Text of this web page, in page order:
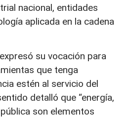
nacional, entidades
aplicada en la cadena
su vocación para
que tenga
estén al servicio del
detalló que “energía,
son elementos